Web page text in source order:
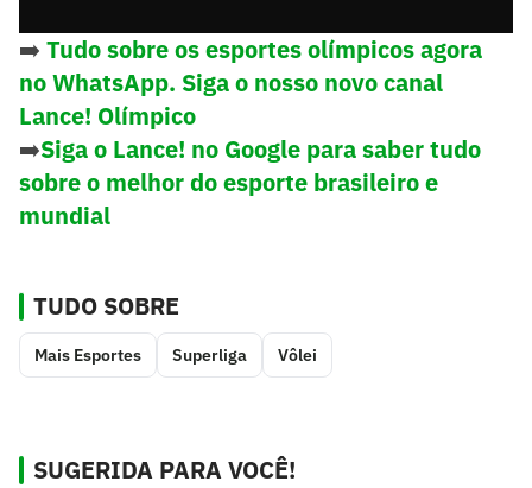
➡️ Tudo sobre os esportes olímpicos agora
no WhatsApp. Siga o nosso novo canal
Lance! Olímpico
➡️Siga o Lance! no Google para saber tudo
sobre o melhor do esporte brasileiro e
mundial
TUDO SOBRE
Mais Esportes Superliga Vôlei
SUGERIDA PARA VOCÊ!